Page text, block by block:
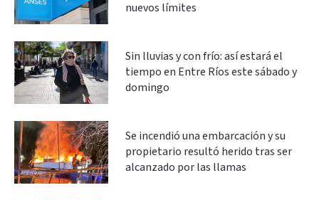
nuevos límites
Sin lluvias y con frío: así estará el
tiempo en Entre Ríos este sábado y
domingo
Se incendió una embarcación y su
propietario resultó herido tras ser
alcanzado por las llamas